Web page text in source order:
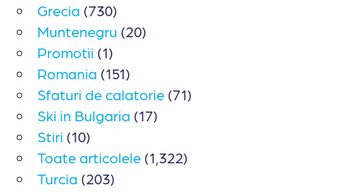
Grecia (730)
Muntenegru (20)
Promotii (1)
Romania (151)
Sfaturi de calatorie (71)
Ski in Bulgaria (17)
Stiri (10)
Toate articolele (1,322)
Turcia (203)